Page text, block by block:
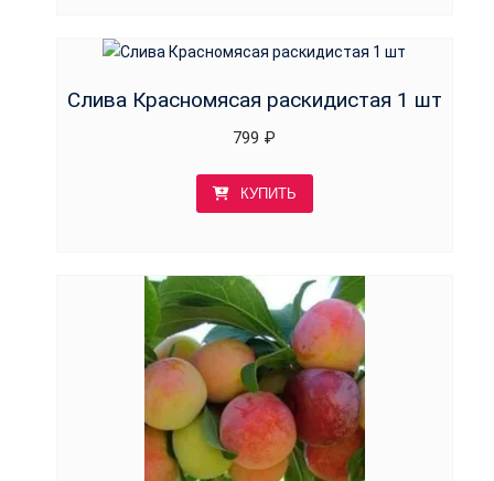
Слива Красномясая раскидистая 1 шт
799 ₽
КУПИТЬ